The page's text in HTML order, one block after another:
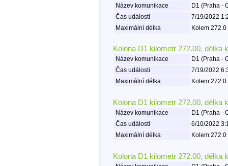
Název komunikace
D1 (Praha -
Čas události
7/19/2022
Maximální délka
Kolem
Kolona D1 kilometr 272.00, délka
Název komunikace
D1 (Praha -
Čas události
7/19/2022
Maximální délka
Kolem
Kolona D1 kilometr 272.00, délka
Název komunikace
D1 (Praha -
Čas události
6/10/2022
Maximální délka
Kolem
Kolona D1 kilometr 272.00, délka